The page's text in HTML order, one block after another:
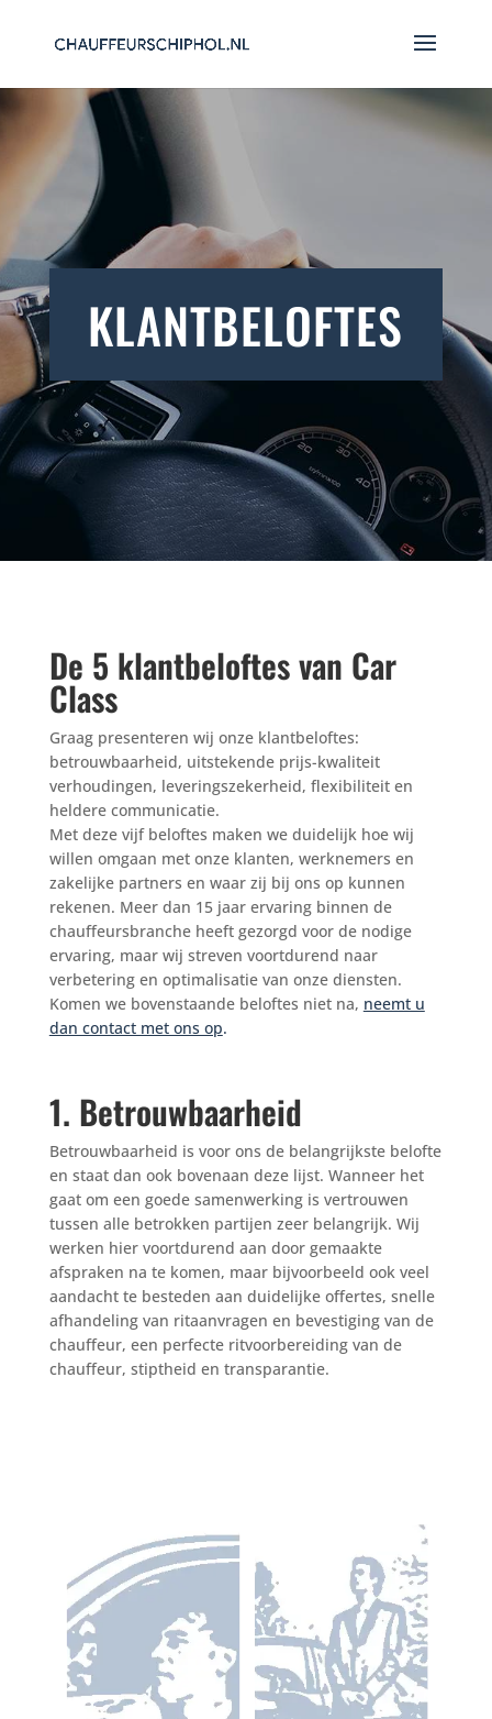
KLANTBELOFTES
De 5 klantbeloftes van Car
Class
Graag presenteren wij onze klantbeloftes:
betrouwbaarheid, uitstekende prijs-kwaliteit
verhoudingen, leveringszekerheid, flexibiliteit en
heldere communicatie.
Met deze vijf beloftes maken we duidelijk hoe wij
willen omgaan met onze klanten, werknemers en
zakelijke partners en waar zij bij ons op kunnen
rekenen. Meer dan 15 jaar ervaring binnen de
chauffeursbranche heeft gezorgd voor de nodige
ervaring, maar wij streven voortdurend naar
verbetering en optimalisatie van onze diensten.
Komen we bovenstaande beloftes niet na, neemt u
dan contact met ons op.
1. Betrouwbaarheid
Betrouwbaarheid is voor ons de belangrijkste belofte
en staat dan ook bovenaan deze lijst. Wanneer het
gaat om een goede samenwerking is vertrouwen
tussen alle betrokken partijen zeer belangrijk. Wij
werken hier voortdurend aan door gemaakte
afspraken na te komen, maar bijvoorbeeld ook veel
aandacht te besteden aan duidelijke offertes, snelle
afhandeling van ritaanvragen en bevestiging van de
chauffeur, een perfecte ritvoorbereiding van de
chauffeur, stiptheid en transparantie.